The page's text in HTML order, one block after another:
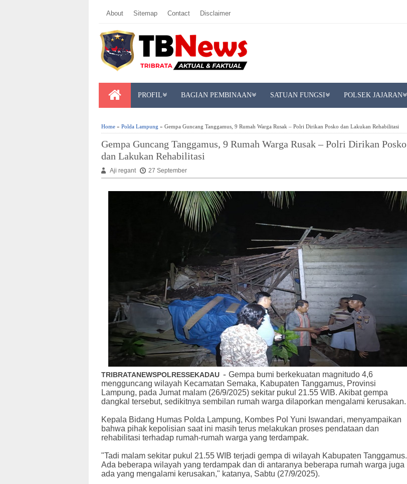
About Sitemap Contact Disclaimer
PROFIL BAGIAN PEMBINAAN SATUAN FUNGSI POLSEK JAJARAN
Home » Polda Lampung » Gempa Guncang Tanggamus, 9 Rumah Warga Rusak – Polri Dirikan Posko dan Lakukan Rehabilitasi
Gempa Guncang Tanggamus, 9 Rumah Warga Rusak – Polri Dirikan Posko
dan Lakukan Rehabilitasi
Aji regant 27 September
TRIBRATANEWSPOLRESSEKADAU - Gempa bumi berkekuatan magnitudo 4,6
mengguncang wilayah Kecamatan Semaka, Kabupaten Tanggamus, Provinsi
Lampung, pada Jumat malam (26/9/2025) sekitar pukul 21.55 WIB. Akibat gempa
dangkal tersebut, sedikitnya sembilan rumah warga dilaporkan mengalami kerusakan.
Kepala Bidang Humas Polda Lampung, Kombes Pol Yuni Iswandari, menyampaikan
bahwa pihak kepolisian saat ini masih terus melakukan proses pendataan dan
rehabilitasi terhadap rumah-rumah warga yang terdampak.
"Tadi malam sekitar pukul 21.55 WIB terjadi gempa di wilayah Kabupaten Tanggamus.
Ada beberapa wilayah yang terdampak dan di antaranya beberapa rumah warga juga
ada yang mengalami kerusakan," katanya, Sabtu (27/9/2025).